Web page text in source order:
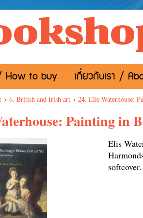
How to buy เกี่ยวกับเรา /
> 6. British and Irish art> 24. Elis Waterhouse:
Painting in
Elis